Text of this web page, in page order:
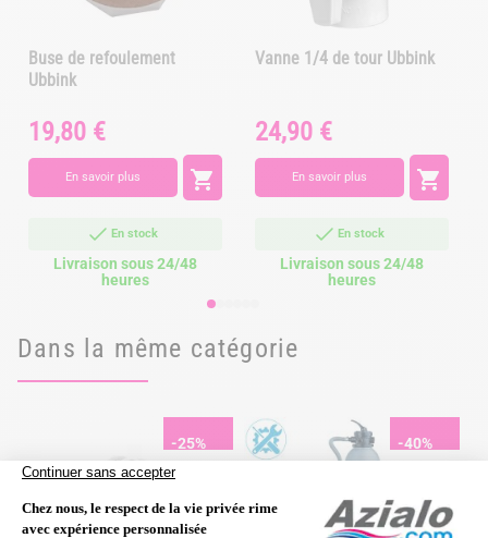
Buse de refoulement
Ubbink
Prix
19,80 €
En savoir plus 
En stock
Livraison sous 24/48
heures
Vanne 1/4 de tour Ubbink
Prix
24,90 €
En savoir plus 
En stock
Livraison sous 24/48
heures
Dans la même catégorie
-25% -40%